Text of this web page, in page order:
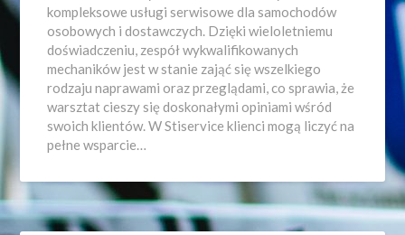
kompleksowe usługi serwisowe dla samochodów
osobowych i dostawczych. Dzięki wieloletniemu
doświadczeniu, zespół wykwalifikowanych
mechaników jest w stanie zająć się wszelkiego
rodzaju naprawami oraz przeglądami, co sprawia, że
warsztat cieszy się doskonałymi opiniami wśród
swoich klientów. W Stiservice klienci mogą liczyć na
pełne wsparcie…